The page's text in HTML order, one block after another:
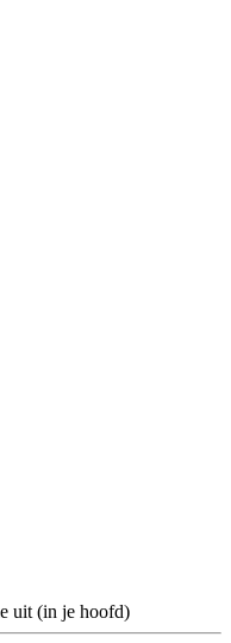
uit (in je hoofd)